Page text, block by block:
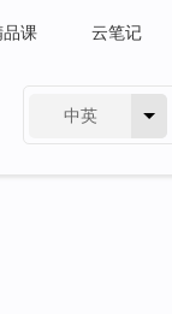
品课 云笔记
中英